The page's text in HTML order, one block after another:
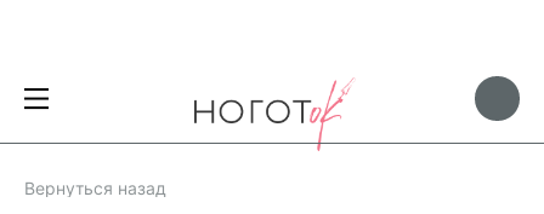
Вернуться назад